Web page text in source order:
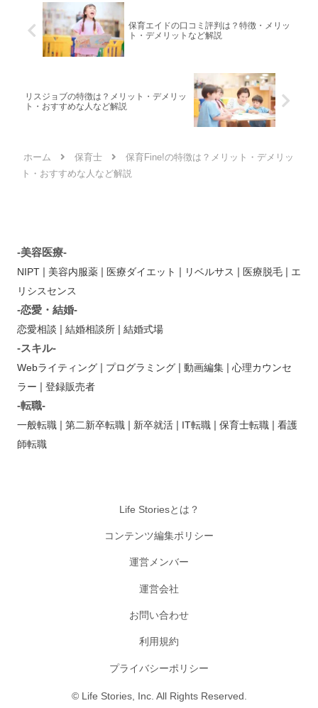
保育エイドの口コミ評判は？特徴・メリッ
ト・デメリットなど解説
リスジョブの特徴は？メリット・デメリッ
ト・おすすめな人など解説
ホーム 保育士
保育Fine!の特徴は？メリット・デメリッ
ト・おすすめな人など解説
-美容医療-
NIPT | 美容内服薬 | 医療ダイエット | リベルサス | 医療脱毛 | エ
リシスセンス
-恋愛・結婚-
恋愛相談 | 結婚相談所 | 結婚式場
-スキル-
Webライティング | プログラミング | 動画編集 | 心理カウンセ
ラー | 登録販売者
-転職-
一般転職 | 第二新卒転職 | 新卒就活 | IT転職 | 保育士転職 | 看護
師転職
Life Storiesとは？
コンテンツ編集ポリシー
運営メンバー
運営会社
お問い合わせ
利用規約
プライバシーポリシー
© Life Stories, Inc. All Rights Reserved.